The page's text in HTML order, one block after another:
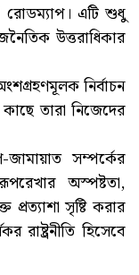
রোডম্যাপ। এটি শুধু
উত্তরাধিকার
নির্বাচন
তারা নিজেদের
সম্পর্কের
অস্পষ্টতা,
সৃষ্টি করার
হিসেবে